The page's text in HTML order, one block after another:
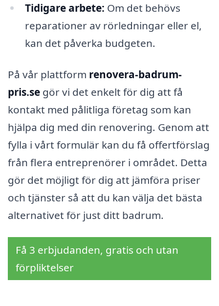
Tidigare arbete: Om det behövs
reparationer av rörledningar eller el,
kan det påverka budgeten.
På vår plattform renovera-badrum-
pris.se gör vi det enkelt för dig att få
kontakt med pålitliga företag som kan
hjälpa dig med din renovering. Genom att
fylla i vårt formulär kan du få offertförslag
från flera entreprenörer i området. Detta
gör det möjligt för dig att jämföra priser
och tjänster så att du kan välja det bästa
alternativet för just ditt badrum.
Få 3 erbjudanden, gratis och utan
förpliktelser